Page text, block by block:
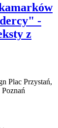
-
z
Plac Przystań,